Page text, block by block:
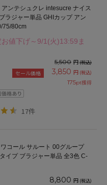
アンテシュクレ intesucre ナイス
ラジャー単品 GHIカップ アン
75/80cm
値下げ～9/1(火)13:59ま
5,500 円(税込)
セール価格 3,850 円 (税込)
175pt獲得
17件
コール サルート 00グループ
イプ ブラジャー単品 全3色 C-
8,800 円 (税込)